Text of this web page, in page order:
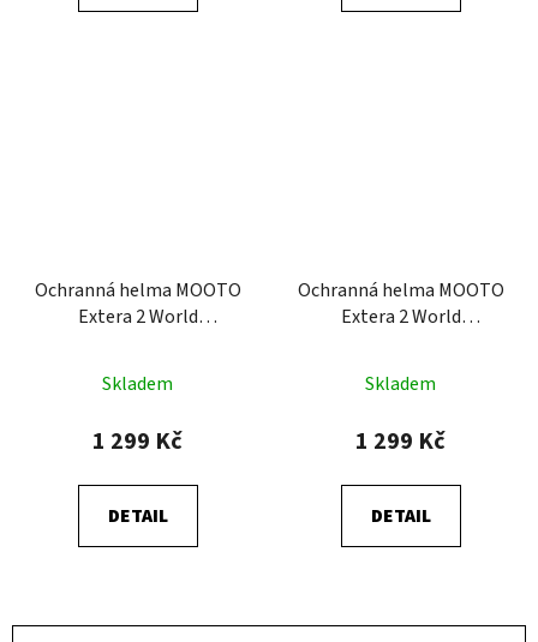
Ochranná helma MOOTO
Extera 2 World
Skladem
1 299 Kč
DETAIL
Ochranná helma MOOTO
Extera 2 World
Skladem
1 299 Kč
DETAIL